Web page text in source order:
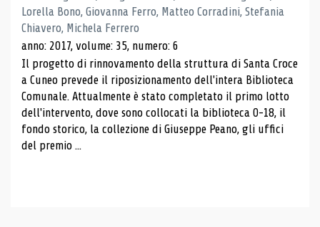
Lorella Bono, Giovanna Ferro, Matteo Corradini, Stefania
Chiavero, Michela Ferrero
anno: 2017, volume: 35, numero: 6
Il progetto di rinnovamento della struttura di Santa Croce
a Cuneo prevede il riposizionamento dell'intera Biblioteca
Comunale. Attualmente è stato completato il primo lotto
dell'intervento, dove sono collocati la biblioteca 0-18, il
fondo storico, la collezione di Giuseppe Peano, gli uffici
del premio ...